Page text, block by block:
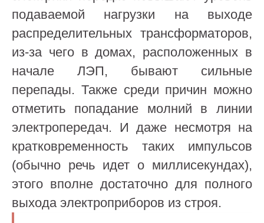
подаваемой нагрузки на выходе
распределительных трансформаторов,
из-за чего в домах, расположенных в
начале ЛЭП, бывают сильные
перепады. Также среди причин можно
отметить попадание молний в линии
электропередач. И даже несмотря на
кратковременность таких импульсов
(обычно речь идет о миллисекундах),
этого вполне достаточно для полного
выхода электроприборов из строя.